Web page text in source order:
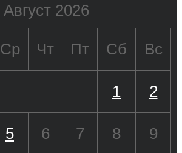
Август 2026
Ср Чт Пт Сб Вс
1 2
5 6 7 8 9